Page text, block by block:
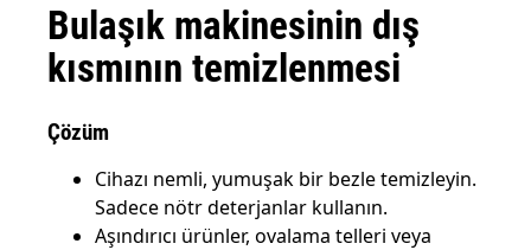
Bulaşık makinesinin dış
kısmının temizlenmesi
Çözüm
Cihazı nemli, yumuşak bir bezle temizleyin.
Sadece nötr deterjanlar kullanın.
Aşındırıcı ürünler, ovalama telleri veya